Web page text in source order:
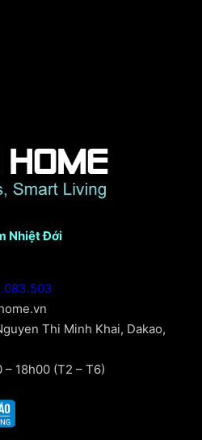
Nhiệt Đới
Thi Minh Khai, Dakao,
– 18h00 (T2 – T6)